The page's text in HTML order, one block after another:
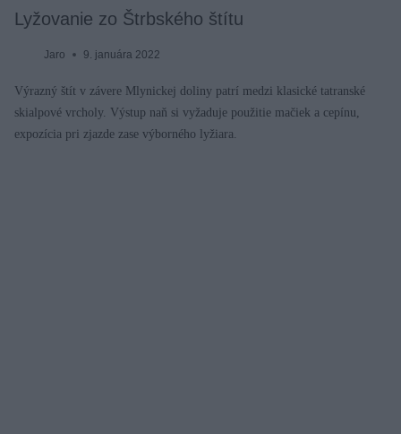
Lyžovanie zo Štrbského štítu
Jaro 9. januára 2022
Výrazný štít v závere Mlynickej doliny patrí medzi klasické tatranské
skialpové vrcholy. Výstup naň si vyžaduje použitie mačiek a cepínu,
expozícia pri zjazde zase výborného lyžiara.